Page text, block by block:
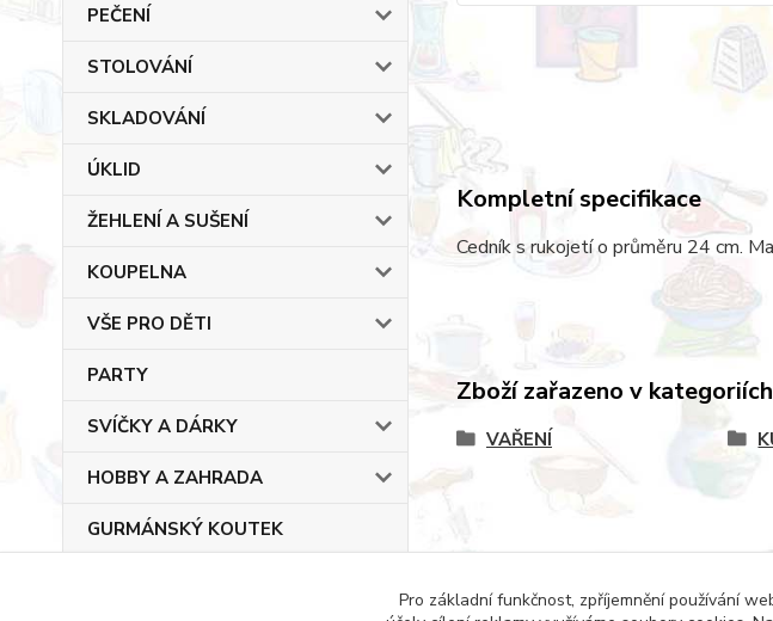
PEČENÍ
STOLOVÁNÍ
SKLADOVÁNÍ
ÚKLID
ŽEHLENÍ A SUŠENÍ
KOUPELNA
VŠE PRO DĚTI
PARTY
SVÍČKY A DÁRKY
HOBBY A ZAHRADA
GURMÁNSKÝ KOUTEK
Kompletní specifikace
Cedník s rukojetí o průměru 24 cm.
Zboží zařazeno v kategoriích
VAŘENÍ
Pro základní funkčnost, zpříjemnění používání